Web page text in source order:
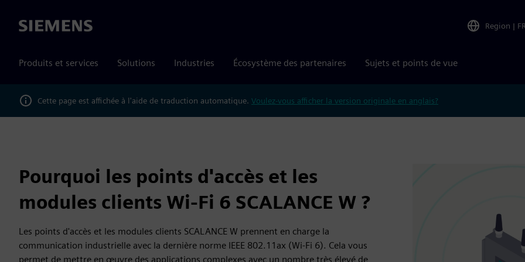
Siemens Region |
Produits et services Solutions Industries Écosystème des partenaires Sujets et points de vue
Cette page est affichée à l'aide de traduction automatique. Voulez-vous afficher la version originale en anglais?
Pourquoi les points d'accès et les
modules clients Wi-Fi 6 SCALANCE W ?
Les points d'accès et les modules clients SCALANCE W prennent en charge la
communication industrielle avec la dernière norme IEEE 802.11ax (Wi-Fi 6). Cela vous
permet de mettre en œuvre des applications complexes avec un nombre très élevé de